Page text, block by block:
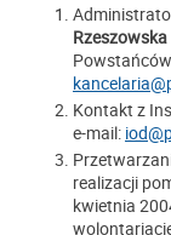
Kontakt z
e-mail:
realizacji
kwietnia